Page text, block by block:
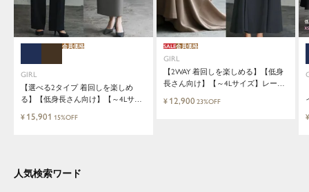
GIRL
【選べる2タイプ 着回しを楽しめ
る】【低身長さん向け】【～4Lサイ
ス&タイトスカートorワイドパンツ
会員価格
¥ 15,901 15%OFF
GIRL
【2WAY 着回しを楽しめる】【低身
長さん向け】【～4Lサイズ】レース
ースセットロング結婚式ワンピース
SALE会員価格
¥ 12,900 23%OFF
¥
人気検索ワード